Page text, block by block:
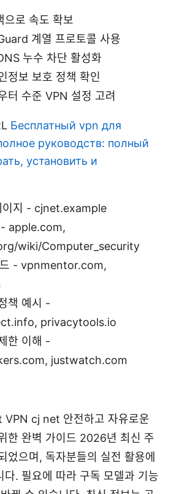
으로 속도 확보
계열 프로토콜 사용
누수 차단 활성화
정보 보호 정책 확인
터 수준 VPN 설정 고려
Бесплатный vpn для
руководств: полный
установить и
이지 - cjnet.example
- apple.com,
wiki/Computer_security
- vpnmentor.com,
책 예시 -
privacytools.io
한 이해 -
justwatch.com
VPN cj net 안전하고 자유로운
한 완벽 가이드 2026년 최신 주
었으며, 독자분들의 실전 활용에
다. 필요에 따라 구독 모델과 기능